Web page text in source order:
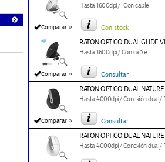
Comparar »
Hasta 1600dpi/ Con cable
Con stock
Comparar »
RATON OPTICO DUAL GLIDE
Hasta 1600dpi/ Con cable
Consultar
Comparar »
RATON OPTICO DUAL
Hasta 4000dpi/ Conexión dual/
Consultar
RATON OPTICO DUAL
Hasta 4000dpi/ Conexión dual/